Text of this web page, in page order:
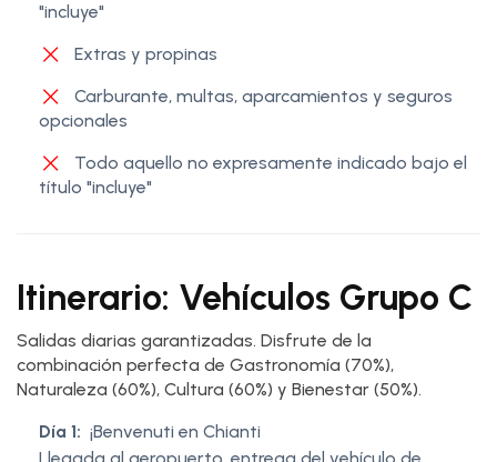
"incluye"
Extras y propinas
Carburante, multas, aparcamientos y seguros
opcionales
Todo aquello no expresamente indicado bajo el
título "incluye"
Itinerario: Vehículos Grupo C
Salidas diarias garantizadas. Disfrute de la
combinación perfecta de Gastronomía (70%),
Naturaleza (60%), Cultura (60%) y Bienestar (50%).
Día 1: ¡Benvenuti en Chianti